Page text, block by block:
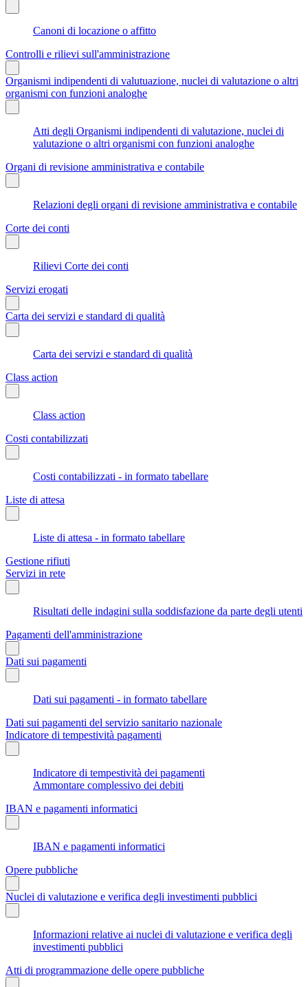
Canoni di locazione o affitto
Controlli e rilievi sull'amministrazione
Organismi indipendenti di valutuazione, nuclei di valutazione o altri
organismi con funzioni analoghe
Atti degli Organismi indipendenti di valutazione, nuclei di
valutazione o altri organismi con funzioni analoghe
Organi di revisione amministrativa e contabile
Relazioni degli organi di revisione amministrativa e contabile
Corte dei conti
Rilievi Corte dei conti
Servizi erogati
Carta dei servizi e standard di qualità
Carta dei servizi e standard di qualità
Class action
Class action
Costi contabilizzati
Costi contabilizzati - in formato tabellare
Liste di attesa
Liste di attesa - in formato tabellare
Gestione rifiuti
Servizi in rete
Risultati delle indagini sulla soddisfazione da parte degli utenti
Pagamenti dell'amministrazione
Dati sui pagamenti
Dati sui pagamenti - in formato tabellare
Dati sui pagamenti del servizio sanitario nazionale
Indicatore di tempestività pagamenti
Indicatore di tempestività dei pagamenti
Ammontare complessivo dei debiti
IBAN e pagamenti informatici
IBAN e pagamenti informatici
Opere pubbliche
Nuclei di valutazione e verifica degli investimenti pubblici
Informazioni relative ai nuclei di valutazione e verifica degli
investimenti pubblici
Atti di programmazione delle opere pubbliche